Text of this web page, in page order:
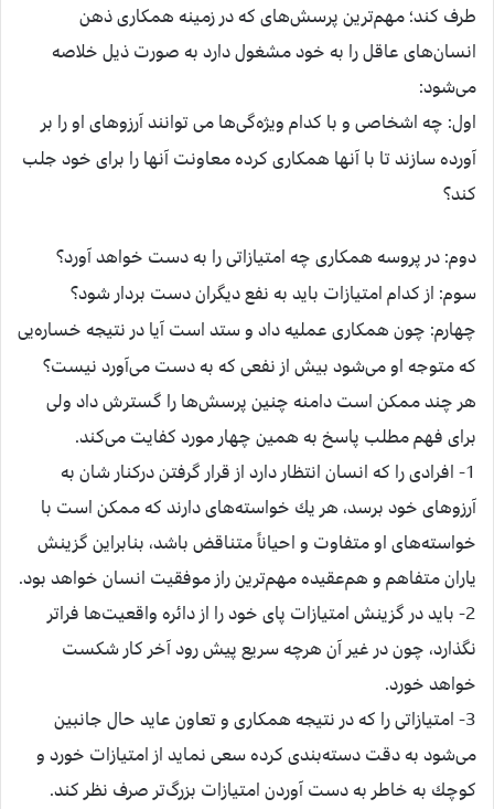
طرف كند؛ مهم‌ترين پرسش‌های كه در زمينه همكاری ذهن
انسان‌های عاقل را به خود مشغول دارد به صورت ذيل خلاصه
می‌شود:
اول: چه اشخاصی و با كدام ويژه‌گی‌ها می توانند آرزوهای او را بر
آورده سازند تا با آنها همكاری كرده معاونت آنها را برای خود جلب
كند؟
دوم:در پروسه همكاری چه امتيازاتی را به دست خواهد آورد؟
سوم: از كدام امتيازات بايد به نفع ديگران دست بردار شود؟
چهارم: چون همكاری عمليه داد و ستد است آيا در نتيجه خساره‌يی
كه متوجه او می‌شود بيش از نفعی كه به دست می‌آورد نيست؟
هر چند ممكن است دامنه چنين پرسش‌ها را گسترش داد ولی
برای فهم مطلب پاسخ به همين چهار مورد كفايت می‌كند.
1- افرادی را كه انسان انتظار دارد از قرار گرفتن دركنار شان به
آرزوهای خود برسد، هر يك خواسته‌های دارند كه ممكن است با
خواسته‌های او متفاوت و احياناً متناقض باشد، بنابراين گزينش
ياران متفاهم و هم‌عقيده مهم‌ترين راز موفقيت انسان خواهد بود.
2- بايد در گزينش امتيازات پای خود را از دائره واقعيت‌ها فراتر
نگذارد، چون در غير آن هرچه سريع پيش رود آخر كار شكست
خواهد خورد.
3- امتيازاتی را كه در نتيجه همكاری و تعاون عايد حال جانبين
می‌شود به دقت دسته‌بندی كرده سعی نمايد از امتيازات خورد و
كوچك به خاطر به دست آوردن امتيازات بزرگ‌تر صرف نظر كند.